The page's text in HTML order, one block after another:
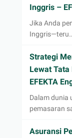
Inggris –
Jika Anda
Strategi
Lewat Tata
EFEKTA
Dalam dunia
pemasaran
Asuransi